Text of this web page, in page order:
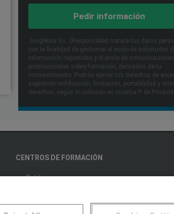
Pedir información
Junglebox S.L. (Responsable) tratará tus datos
con la finalidad de gestionar el envío de solicitudes
información requeridas y el envío de comunicaciones
promocionales sobre formación, derivadas de tu
consentimiento. Podrás ejercer tus derechos de
supresión rectificación, limitación, portabilidad y
derechos, según lo indicado en nuestra P. de
CENTROS DE FORMACIÓN
Publicar cursos
USUARIOS